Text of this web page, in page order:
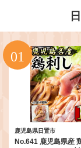
鹿児島県日置市
No.641 鹿児島県産